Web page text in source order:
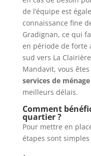
de l’équipe est
connaissance fine
Gradignan, ce qui
en période de forte
sud vers La
Mandavit, vous
services de
meilleurs délais.
Comment
quartier ?
Pour mettre en
étapes sont simples